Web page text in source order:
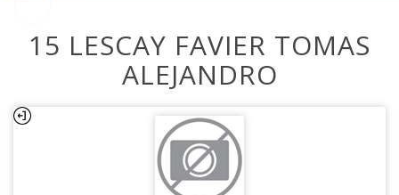
15 LESCAY FAVIER TOMAS
ALEJANDRO